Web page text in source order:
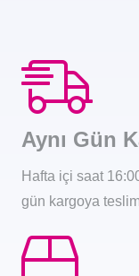
Aynı Gün
Hafta içi saat
gün kargoya